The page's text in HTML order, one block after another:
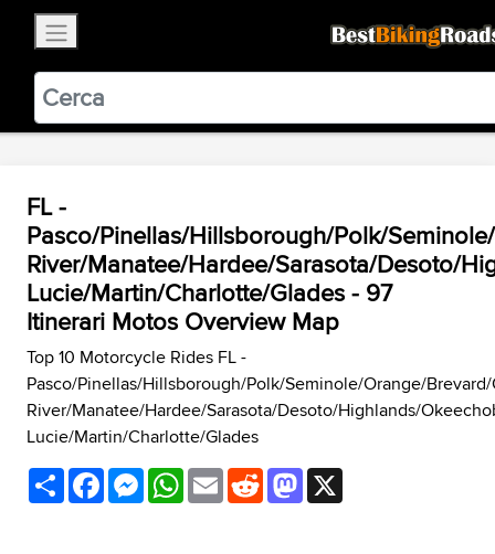
BestBikingRoads
3.99 - In Google Play
VIEW
FL -
Pasco/Pinellas/Hillsborough/Polk/
River/Manatee/Hardee/Sarasota/Desoto/
Lucie/Martin/Charlotte/Glades - 97
Itinerari Motos Overview Map
Top 10 Motorcycle Rides FL -
Pasco/Pinellas/Hillsborough/Polk/Seminole/Orange/
River/Manatee/Hardee/Sarasota/Desoto/Highlands/
Lucie/Martin/Charlotte/Glades
ShareFacebookMessenger
WhatsApp
EmailRedditMastodon